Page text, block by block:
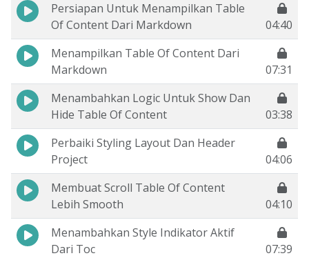
Persiapan Untuk Menampilkan Table
Of Content Dari Markdown
04:40
Menampilkan Table Of Content Dari
Markdown
07:31
Menambahkan Logic Untuk Show Dan
Hide Table Of Content
03:38
Perbaiki Styling Layout Dan Header
Project
04:06
Membuat Scroll Table Of Content
Lebih Smooth
04:10
Menambahkan Style Indikator Aktif
Dari Toc
07:39